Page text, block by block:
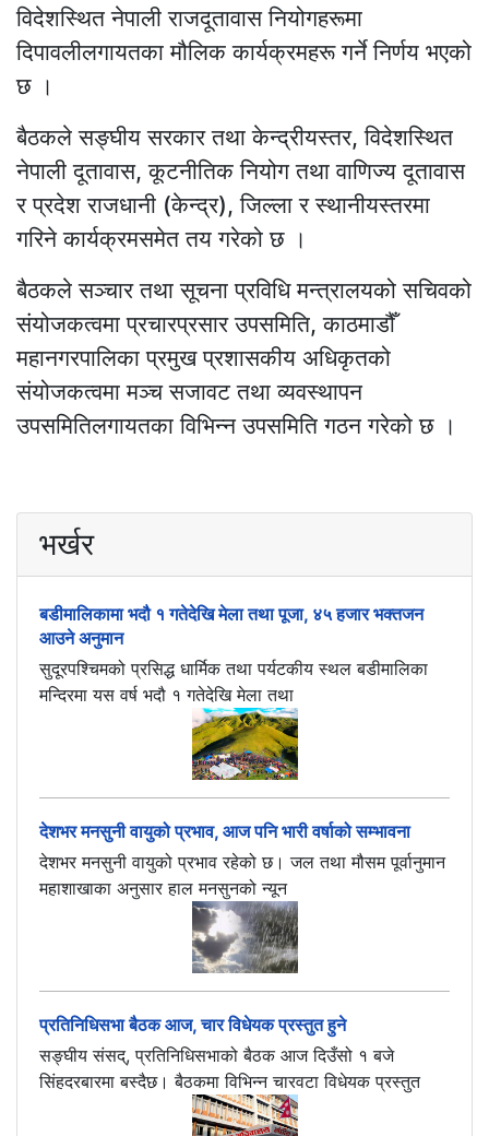
विदेशस्थित नेपाली राजदूतावास नियोगहरूमा
दिपावलीलगायतका मौलिक कार्यक्रमहरू गर्ने निर्णय भएको
छ ।
बैठकले सङ्घीय सरकार तथा केन्द्रीयस्तर, विदेशस्थित
नेपाली दूतावास, कूटनीतिक नियोग तथा वाणिज्य दूतावास
र प्रदेश राजधानी (केन्द्र), जिल्ला र स्थानीयस्तरमा
गरिने कार्यक्रमसमेत तय गरेको छ ।
बैठकले सञ्चार तथा सूचना प्रविधि मन्त्रालयको सचिवको
संयोजकत्वमा प्रचारप्रसार उपसमिति, काठमाडौँ
महानगरपालिका प्रमुख प्रशासकीय अधिकृतको
संयोजकत्वमा मञ्च सजावट तथा व्यवस्थापन
उपसमितिलगायतका विभिन्न उपसमिति गठन गरेको छ ।
भर्खर
बडीमालिकामा भदौ १ गतेदेखि मेला तथा पूजा, ४५ हजार भक्तजन
आउने अनुमान
सुदूरपश्चिमको प्रसिद्ध धार्मिक तथा पर्यटकीय स्थल बडीमालिका
मन्दिरमा यस वर्ष भदौ १ गतेदेखि मेला तथा
देशभर मनसुनी वायुको प्रभाव, आज पनि भारी वर्षाको सम्भावना
देशभर मनसुनी वायुको प्रभाव रहेको छ। जल तथा मौसम पूर्वानुमान
महाशाखाका अनुसार हाल मनसुनको न्यून
प्रतिनिधिसभा बैठक आज, चार विधेयक प्रस्तुत हुने
सङ्घीय संसद्, प्रतिनिधिसभाको बैठक आज दिउँसो १ बजे
सिंहदरबारमा बस्दैछ। बैठकमा विभिन्न चारवटा विधेयक प्रस्तुत